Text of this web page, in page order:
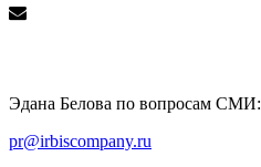
Эдана Белова по вопросам СМИ:
pr@irbiscompany.ru